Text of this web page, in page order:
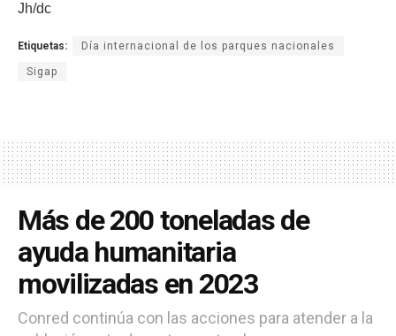
Jh/dc
Etiquetas: Día internacional de los parques nacionales
Sigap
Más de 200 toneladas de
ayuda humanitaria
movilizadas en 2023
Conred continúa con las acciones para atender a la